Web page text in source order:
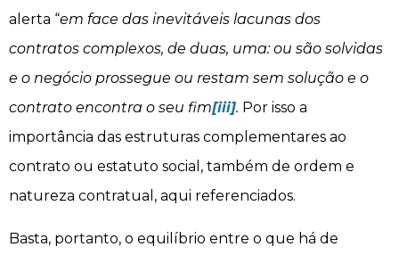
alerta “em face das inevitáveis lacunas dos
contratos complexos, de duas, uma: ou são solvidas
e o negócio prossegue ou restam sem solução e o
contrato encontra o seu fim[iii]. Por isso a
importância das estruturas complementares ao
contrato ou estatuto social, também de ordem e
natureza contratual, aqui referenciados.
Basta, portanto, o equilíbrio entre o que há de